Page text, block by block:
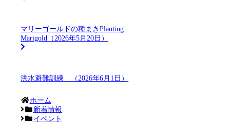
マリーゴールドの種まきPlanting
Marigold（2026年5月20日）
洪水避難訓練 （2026年6月1日）
ホーム
新着情報
イベント